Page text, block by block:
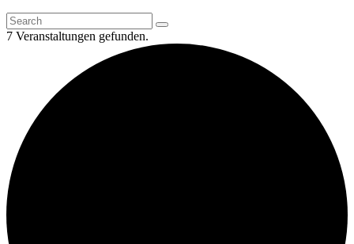
7 Veranstaltungen gefunden.